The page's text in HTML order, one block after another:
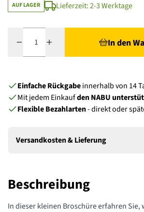
AUF LAGER Lieferzeit: 2-3 Werktage
In den
Einfache Rückgabeinnerhalb von 14
Mit jedem Einkaufden NABU
Flexible Bezahlarten- direkt oder
Versandkosten & Lieferung
Beschreibung
In dieser kleinen Broschüre erfahren Sie,